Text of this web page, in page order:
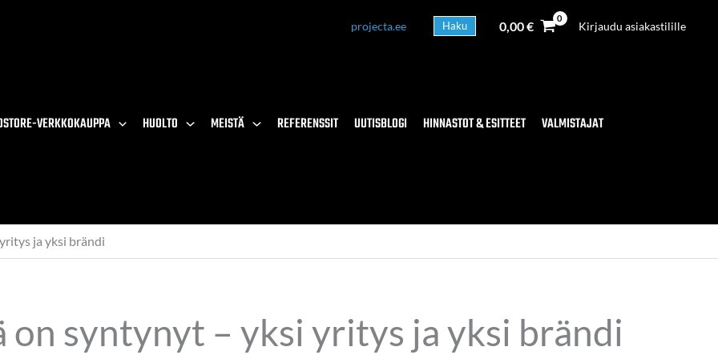
projecta.ee Haku 0,00€ Kirjaudu asiakastilille
VERKKOKAUPPA HUOLTO MEISTÄ REFERENSSIT UUTISBLOGI HINNASTOT & ESITTEET
VALMISTAJAT
ja yksi brändi
syntynyt – yksi yritys ja yksi brändi